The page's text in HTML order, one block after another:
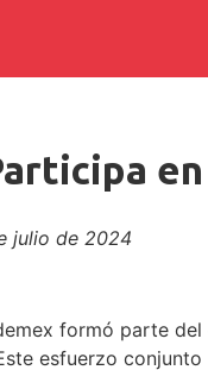
julio de 2024
formó parte
esfuerzo